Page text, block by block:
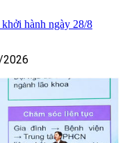
hành ngày 28/8